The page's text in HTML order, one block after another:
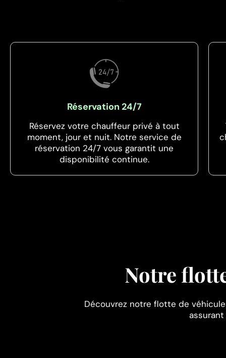
Réservation 24/7
Réservez votre chauffeur privé à tout
moment, jour et nuit. Notre service de
réservation 24/7 vous garantit une
disponibilité continue.
Notre
Découvrez notre flotte de